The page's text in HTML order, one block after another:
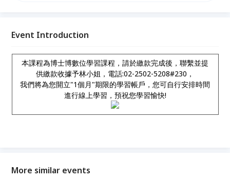
Event Introduction
本課程為博士博數位學習課程，請於繳款完成後，聯繫並提
供繳款收據予林小姐，電話:02-2502-5208#230，
我們將為您開立"1個月"期限的學習帳戶，您可自行安排時間
進行線上學習，預祝您學習愉快!
More similar events